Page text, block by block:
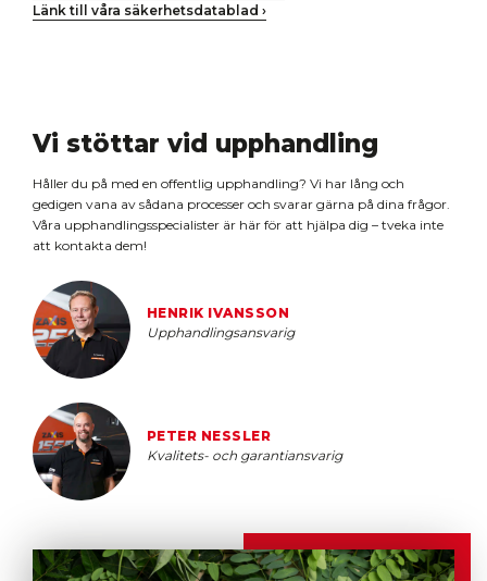
Länk till våra säkerhetsdatablad ›
Vi stöttar vid upphandling
Håller du på med en offentlig upphandling? Vi har lång och
gedigen vana av sådana processer och svarar gärna på dina frågor.
Våra upphandlingsspecialister är här för att hjälpa dig – tveka inte
att kontakta dem!
HENRIK IVANSSON
Upphandlingsansvarig
PETER NESSLER
Kvalitets- och garantiansvarig